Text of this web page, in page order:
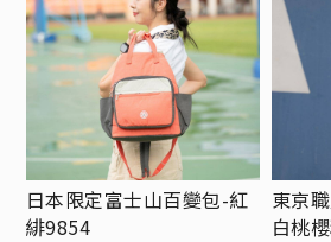
日本限定富士山百變包-紅
緋9854
東京
白桃